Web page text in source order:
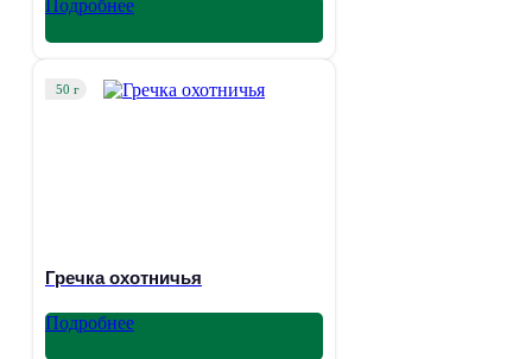
Подробнее
50 г
Гречка охотничья
Подробнее